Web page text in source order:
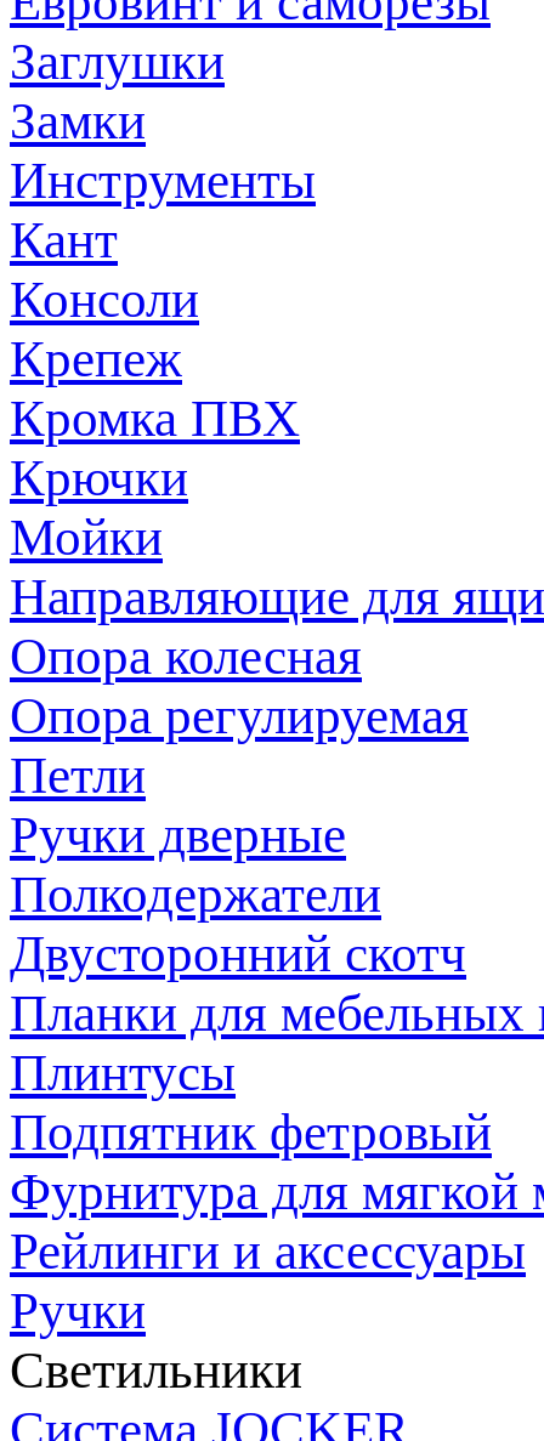
Заглушки
Замки
Инструменты
Кант
Консоли
Крепеж
Кромка ПВХ
Крючки
Мойки
Направляющие для
Опора колесная
Опора регулируемая
Петли
Ручки дверные
Полкодержатели
Двусторонний скотч
Планки для мебельных
Плинтусы
Подпятник фетровый
Фурнитура для мягкой
Рейлинги и аксессуары
Ручки
Светильники
Система JOCKER